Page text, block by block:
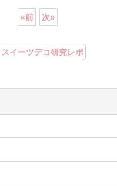
«前 次»
スイーツデコ研究レポ